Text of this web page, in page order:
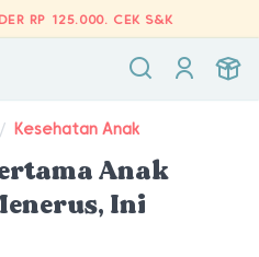
RP 125.000. CEK S&K
/ Kesehatan Anak
Anak
Ini